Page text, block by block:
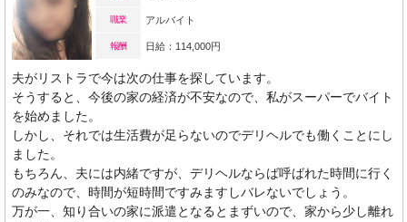
職業 アルバイト
報酬 日給：114,000円
夫がリストラで今は次の仕事を探しています。
そうすると、今後の家の経済が不安なので、私がスーパーでバイト
を始めました。
しかし、それでは生活費が足らないのでデリヘルでも働くことにし
ました。
もちろん、夫には内緒ですが、デリヘルならば呼ばれた時間に行く
のみなので、時間が短時間ですみますしバレないでしょう。
万が一、知り合いの家に派遣となるとまずいので、家から少し離れ